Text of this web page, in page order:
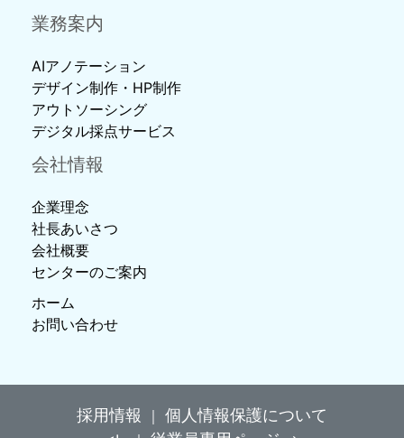
業務案内
AIアノテーション
デザイン制作・HP制作
アウトソーシング
デジタル採点サービス
会社情報
企業理念
社長あいさつ
会社概要
センターのご案内
ホーム
お問い合わせ
採用情報 ｜ 個人情報保護について